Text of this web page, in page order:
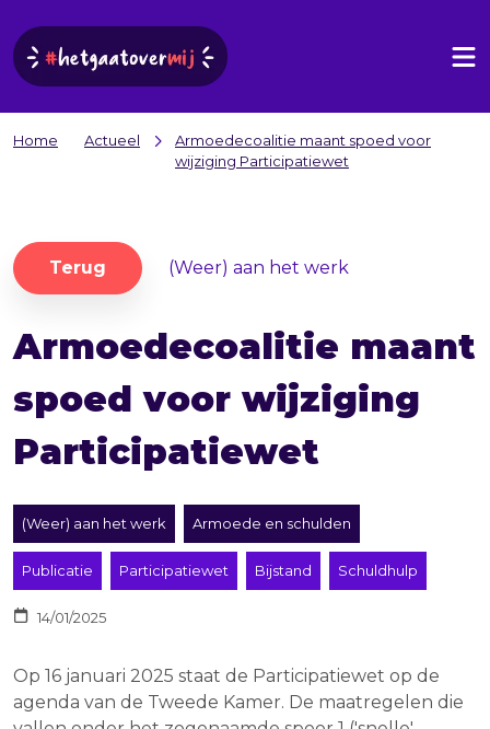
Home Actueel
Armoedecoalitie maant spoed voor
wijziging Participatiewet
Terug (Weer) aan het werk
Armoedecoalitie maant
spoed voor wijziging
Participatiewet
(Weer) aan het werk Armoede en schulden
Publicatie Participatiewet Bijstand Schuldhulp
14/01/2025
Op 16 januari 2025 staat de Participatiewet op de
agenda van de Tweede Kamer. De maatregelen die